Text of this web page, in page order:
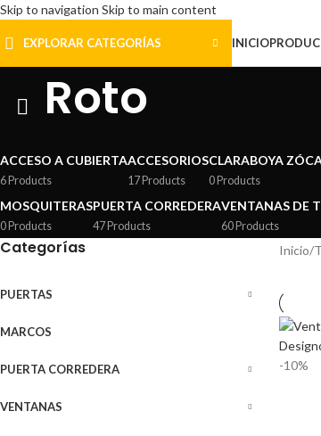
Skip to navigation Skip to main content
EXPLORAR CATEGORÍAS INICIO
Roto
ACCESO A CUBIERTA
6 Products
ACCESORIOS
17 Products
CLARABOYA
0 Products
MOSQUITERAS
0 Products
PUERTA CORREDERA
47 Products
VENTANAS DE
60 Products
Categorías
PUERTAS
MARCOS
PUERTA CORREDERA
VENTANAS
Inicio/
-10%